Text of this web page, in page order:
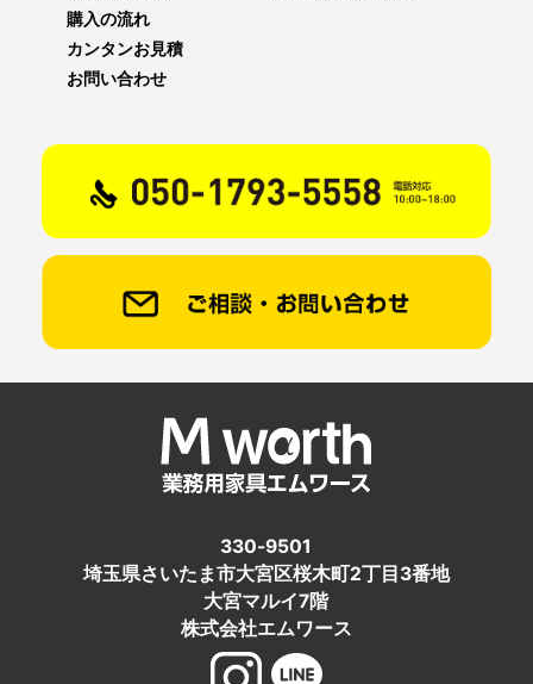
購入の流れ
カンタンお見積
お問い合わせ
330-9501
埼玉県さいたま市大宮区桜木町2丁目3番地
大宮マルイ7階
株式会社エムワース